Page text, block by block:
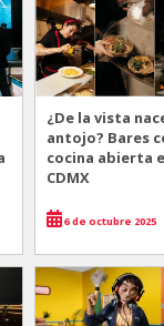
¿De la vista
antojo? Bares
cocina abierta
CDMX
6 de octubre 2025